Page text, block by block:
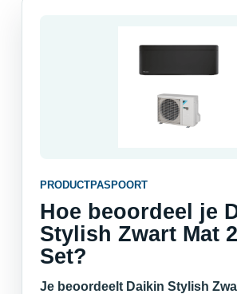
PRODUCTPASPOORT
Hoe beoordeel je
Stylish Zwart Mat
Set?
Je beoordeelt Daikin Stylish